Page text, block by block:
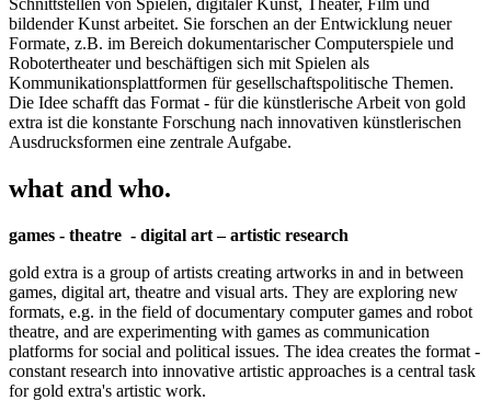
Schnittstellen von Spielen, digitaler Kunst, Theater, Film und
bildender Kunst arbeitet. Sie forschen an der Entwicklung neuer
Formate, z.B. im Bereich dokumentarischer Computerspiele und
Robotertheater und beschäftigen sich mit Spielen als
Kommunikationsplattformen für gesellschaftspolitische Themen.
Die Idee schafft das Format - für die künstlerische Arbeit von gold
extra ist die konstante Forschung nach innovativen künstlerischen
Ausdrucksformen eine zentrale Aufgabe.
what and who.
games - theatre - digital art – artistic research
gold extra is a group of artists creating artworks in and in between
games, digital art, theatre and visual arts. They are exploring new
formats, e.g. in the field of documentary computer games and robot
theatre, and are experimenting with games as communication
platforms for social and political issues. The idea creates the format -
constant research into innovative artistic approaches is a central task
for gold extra's artistic work.